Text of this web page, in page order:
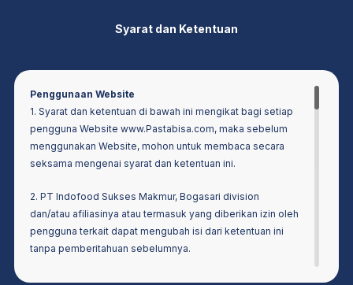
Syarat dan Ketentuan
Penggunaan Website
1. Syarat dan ketentuan di bawah ini mengikat bagi setiap
pengguna Website www.Pastabisa.com, maka sebelum
menggunakan Website, mohon untuk membaca secara
seksama mengenai syarat dan ketentuan ini.
2. PT Indofood Sukses Makmur, Bogasari division
dan/atau afiliasinya atau termasuk yang diberikan izin oleh
pengguna terkait dapat mengubah isi dari ketentuan ini
tanpa pemberitahuan sebelumnya.